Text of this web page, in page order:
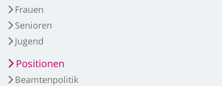
Frauen
Senioren
Jugend
Positionen
Beamtenpolitik